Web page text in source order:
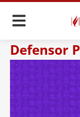
Defensor